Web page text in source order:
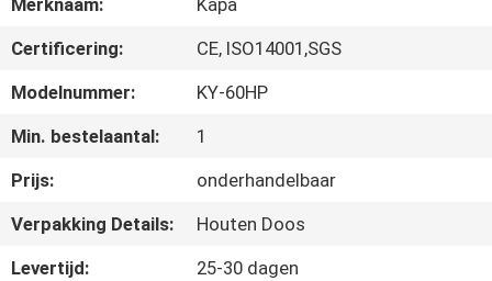
ONS
FABRIEKSTOCHT
KWALITEITSCONTROLE
NEEM
CONTACT
Merknaam:
Kapa
Certificering:
CE, ISO14001,SGS
Modelnummer:
KY-60HP
Min. bestelaantal:
1
Prijs:
onderhandelbaar
Verpakking Details:
Houten Doos
Levertijd:
25-30 dagen